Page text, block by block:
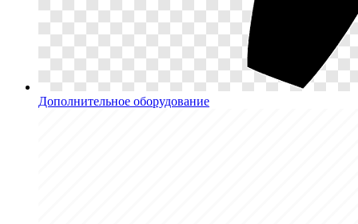
Дополнительное оборудование